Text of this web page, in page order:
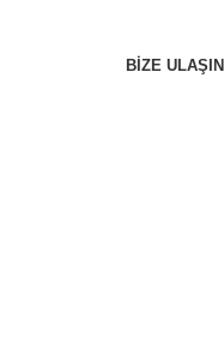
BIZE ULAŞIN